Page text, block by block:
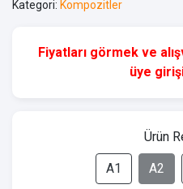
Kategori: Kompozitler
Fiyatları görmek ve
üye girişi
Ürün
A1 A2